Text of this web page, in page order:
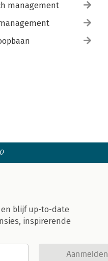
management
blijf up-to-date
inspirerende
Aanmelden